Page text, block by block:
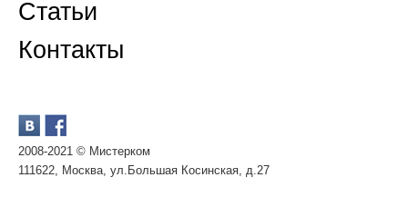
Статьи
Контакты
2008-2021 © Мистерком
111622, Москва, ул.Большая Косинская, д.27